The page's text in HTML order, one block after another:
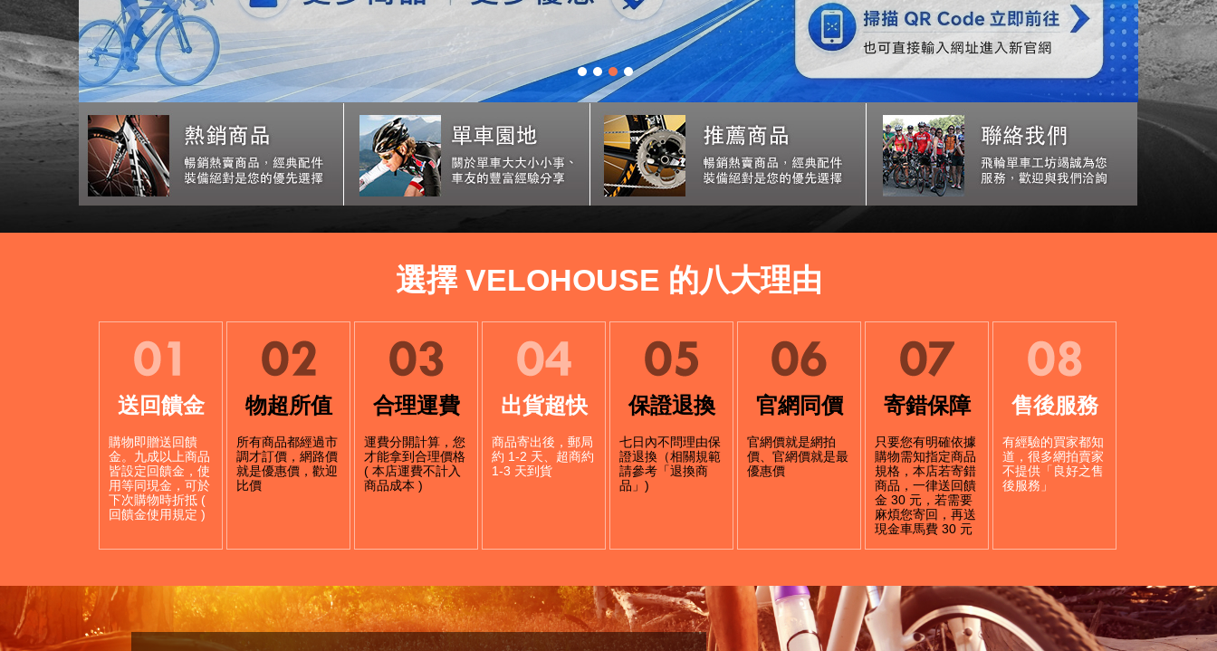
選擇 VELOHOUSE 的八大理由
送回饋金
購物即贈送回饋
金。九成以上商品
皆設定回饋金，使
用等同現金，可於
下次購物時折抵 (
回饋金使用規定 )
物超所值
所有商品都經過市
調才訂價，網路價
就是優惠價，歡迎
比價
合理運費
運費分開計算，您
才能拿到合理價格
( 本店運費不計入
商品成本 )
出貨超快
商品寄出後，郵局
約 1-2 天、超商約
1-3 天到貨
保證退換
七日內不問理由保
證退換（相關規範
請參考「退換商
品」)
官網同價
官網價就是網拍
價、官網價就是最
優惠價
寄錯保障
只要您有明確依據
購物需知指定商品
規格，本店若寄錯
商品，一律送回饋
金 30 元，若需要
麻煩您寄回，再送
現金車馬費 30 元
售後服務
有經驗的買家都知
道，很多網拍賣家
不提供「良好之售
後服務」